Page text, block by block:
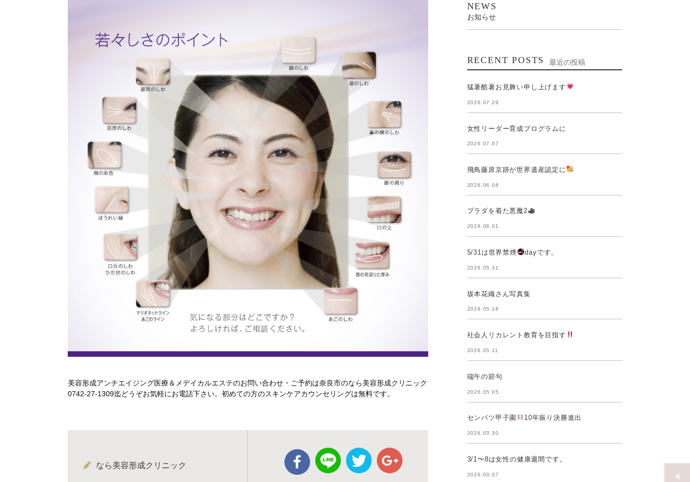
美容形成アンチエイジング医療＆メデイカルエステのお問い合わせ・ご予約は奈良市のなら美容形成クリニック
0742-27-1309迄どうぞお気軽にお電話下さい。初めての方のスキンケアカウンセリングは無料です。
なら美容形成クリニック
NEWS
お知らせ
RECENT POSTS 最近の投稿
猛暑酷暑お見舞い申し上げます
2026.07.29
女性リーダー育成プログラムに
2026.07.07
飛鳥藤原京跡が世界遺産認定に
2026.06.08
プラダを着た悪魔2
2026.06.01
5/31は世界禁煙 dayです。
2026.05.31
坂本花織さん写真集
2026.05.18
社会人リカレント教育を目指す
2026.05.11
端午の節句
2026.05.05
センバツ甲子園 10年振り決勝進出
2026.03.30
3/1〜8は女性の健康週間です。
2026.03.07